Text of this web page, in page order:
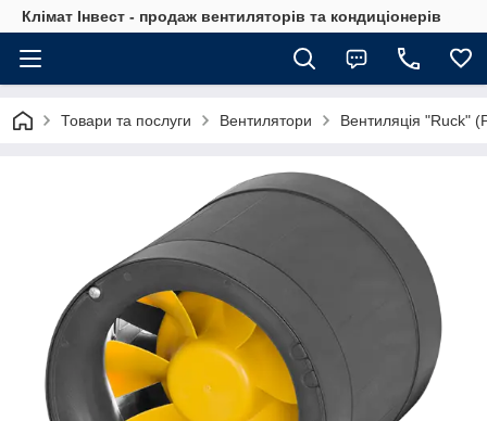
Клімат Інвест - продаж вентиляторів та кондиціонерів
Товари та послуги Вентилятори Вентиляція "Ruck"